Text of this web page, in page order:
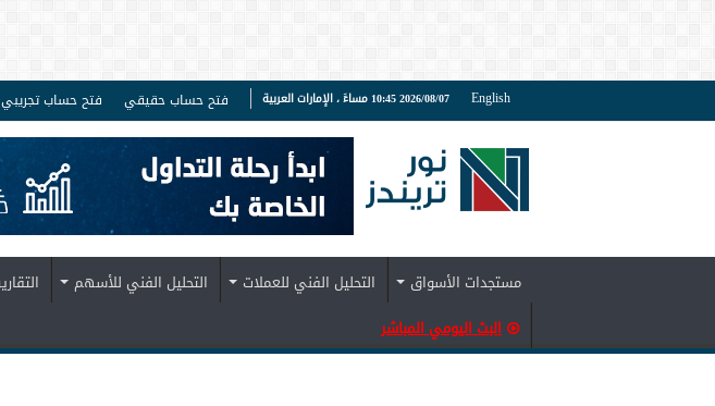
English 2026/08/07 10:45 مساءً ، الإمارات العربية فتح حساب حقيقي فتح حساب تجريبي
مستجدات الأسواق التحليل الفني للعملات التحليل الفني للأسهم
البث اليومي المباشر